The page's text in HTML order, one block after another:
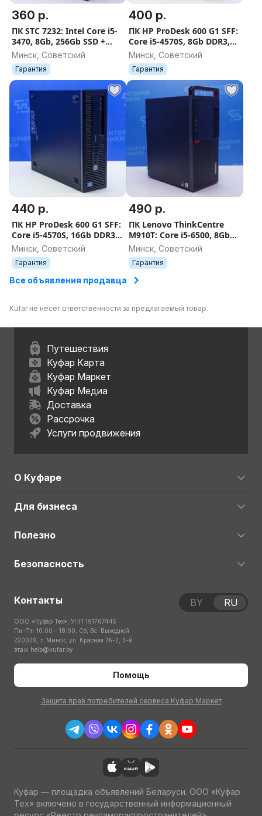
360 р.
ПК STC 7232: Intel Core i5-
3470, 8Gb, 256Gb SSD +
250Gb HDD, GT210.
Гарантия
Минск, Советский
Гарантия
400 р.
ПК HP ProDesk 600 G1 SFF:
Core i5-4570S, 8Gb DDR3,
256Gb SSD. Гарантия
Минск, Советский
Гарантия
440 р.
ПК HP ProDesk 600 G1 SFF:
Core i5-4570S, 16Gb DDR3,
256Gb SSD. Гарантия
Минск, Советский
Гарантия
490 р.
ПК Lenovo ThinkCentre
M910T: Core i5-6500, 8Gb
DDR4, 128Gb SSD. Гарантия
Минск, Советский
Гарантия
Все объявления продавца
Kufar не несет ответственности за предлагаемый товар.
Путешествия
Куфар Карта
Куфар Маркет
Куфар Медиа
Доставка
Рассрочка
Услуги продвижения
О Куфаре
Для бизнеса
Полезно
Безопасность
Контакты
ООО «Куфар Тех», УНП 191767445
Пн-Пт: 10:00 – 18:00; Сб, Вс: Выходной
220029, г. Минск, ул. Красная 7А-2, 3-й
этаж help@kufar.by
Помощь
Защита прав потребителей сервиса Куфар Маркет
BY RU
Куфар — площадка объявлений Беларуси. ООО «Куфар
Тех» включено в государственный информационный